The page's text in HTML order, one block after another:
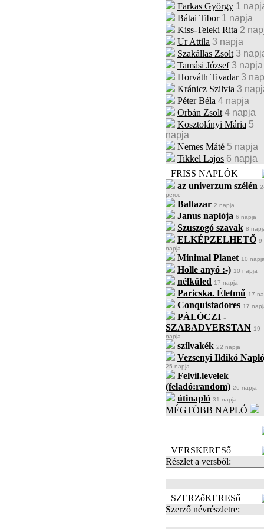
Farkas György 1
Bátai Tibor 1 napja
Kiss-Teleki Rita 2
Ur Attila 3 napja
Szakállas Zsolt 3
Tamási József 3 napja
Horváth Tivadar 3
Kránicz Szilvia 3
Péter Béla 4 napja
Orbán Zsolt 4 napja
Kosztolányi Mária 5
napja
Nemes Máté 5 napja
Tikkel Lajos 6 napja
FRISS NAPLÓK
az univerzum szélén
perce
Baltazar 2 napja
Janus naplója 6 napja
Szuszogó szavak 8
ELKÉPZELHETŐ 9
napja
Minimal Planet 10 napja
Holle anyó :-) 10 napja
nélküled 17 napja
Paricska. Életmű 17
Conquistadores 17
PÁLÓCZI -
SZABADVERSTAN 19
napja
szilvakék 22 napja
Vezsenyi Ildikó
25 napja
Felvil.levelek
(feladó:random) 26 napja
útinapló 31 napja
MÉGTÖBB NAPLÓ
VERSKERESő
Részlet a versből:
SZERZőKERESő
Szerző névrészletre: